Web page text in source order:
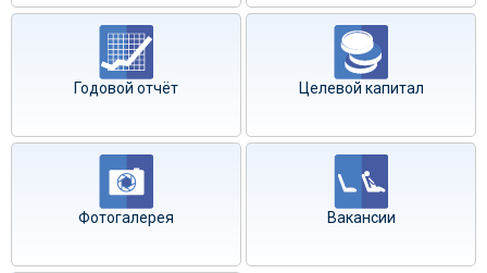
Годовой отчёт Целевой капитал
Фотогалерея Вакансии